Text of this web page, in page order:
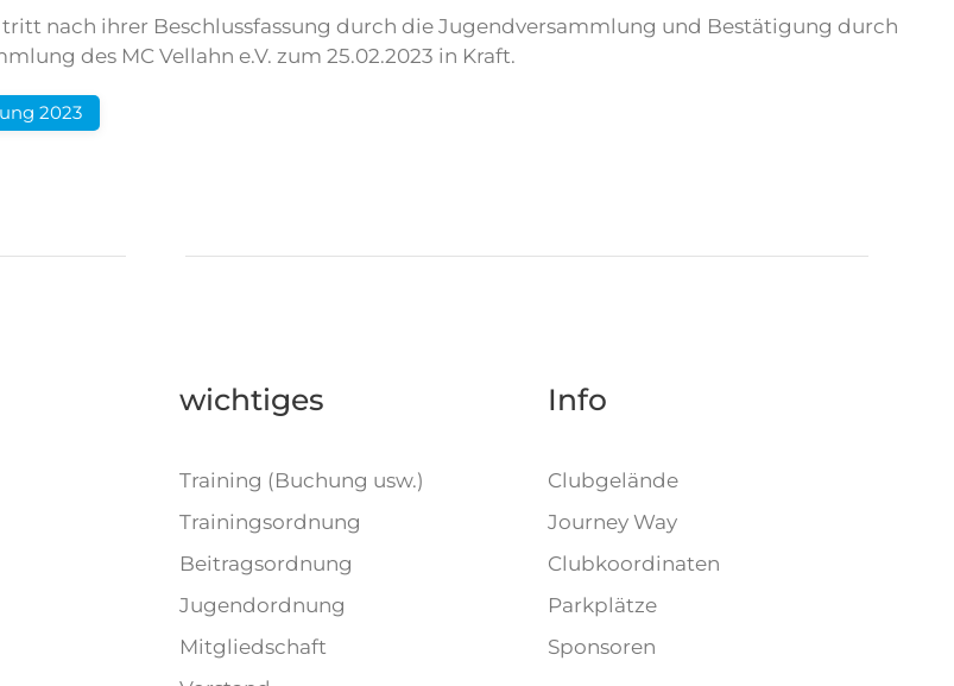
nach ihrer Beschlussfassung durch die Jugendversammlung und Bestätigung durch
des MC Vellahn e.V. zum 25.02.2023 in Kraft.
2023
wichtiges
Training (Buchung usw.)
Trainingsordnung
Beitragsordnung
Jugendordnung
Mitgliedschaft
Info
Clubgelände
Journey Way
Clubkoordinaten
Parkplätze
Sponsoren